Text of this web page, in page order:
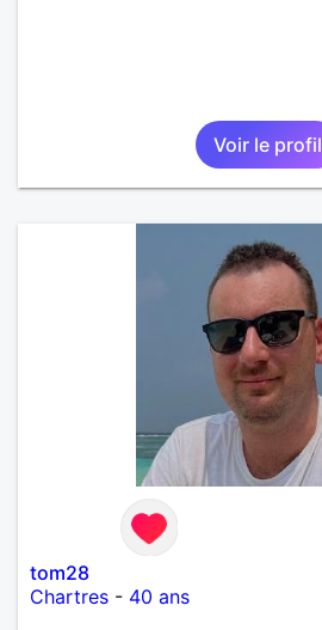
Voir le profil
tom28
Chartres - 40 ans